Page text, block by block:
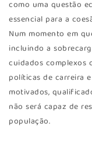
como uma questão
essencial para a
Num momento em
incluindo a
cuidados complexos
políticas de carreira
motivados,
não será capaz de
população.